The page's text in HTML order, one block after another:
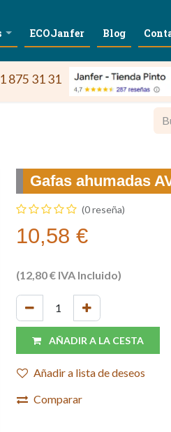
ECOJanfer Blog
875 31 31
Gafas ahumadas
(0 reseña)
10,58 €
(12,80€ IVA Incluido)
AÑADIR A LA CESTA
Añadir a lista de deseos
Comparar